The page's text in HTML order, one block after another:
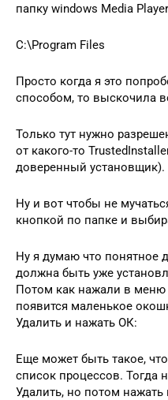
папку windows Media
C:\Program Files
Просто когда я это
способом, то выскочила
Только тут нужно
от какого-то
доверенный установщик).
Ну и вот чтобы не
кнопкой по папке и
Ну я думаю что понятное
должна быть уже
Потом как нажали в меню
появится маленькое
Удалить и нажать ОК:
Еще может быть такое, что
список процессов.
Удалить, но потом нажать